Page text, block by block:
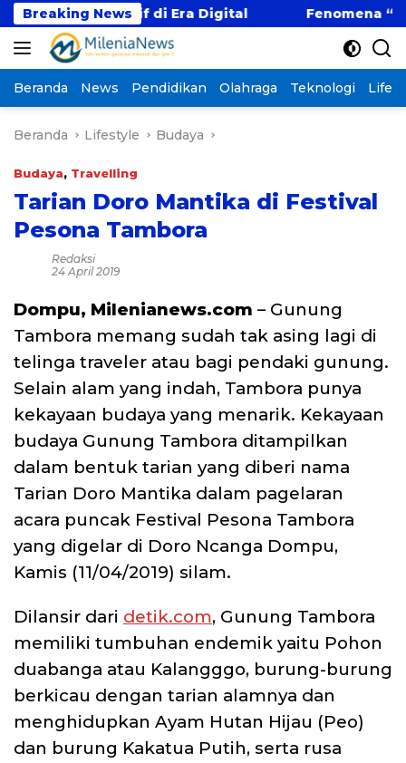
Langsung
ke
konten
Breaking News
di Era Digital Fenomena “Kabur Aja
Beranda News Pendidikan Olahraga Teknologi
Beranda Lifestyle Budaya
Budaya, Travelling
Tarian Doro Mantika di Festival
Pesona Tambora
Redaksi
24 April 2019
Dompu, Milenianews.com – Gunung
Tambora memang sudah tak asing lagi di
telinga traveler atau bagi pendaki gunung.
Selain alam yang indah, Tambora punya
kekayaan budaya yang menarik. Kekayaan
budaya Gunung Tambora ditampilkan
dalam bentuk tarian yang diberi nama
Tarian Doro Mantika dalam pagelaran
acara puncak Festival Pesona Tambora
yang digelar di Doro Ncanga Dompu,
Kamis (11/04/2019) silam.
Dilansir dari detik.com, Gunung Tambora
memiliki tumbuhan endemik yaitu Pohon
duabanga atau Kalangggo, burung-burung
berkicau dengan tarian alamnya dan
menghidupkan Ayam Hutan Hijau (Peo)
dan burung Kakatua Putih, serta rusa